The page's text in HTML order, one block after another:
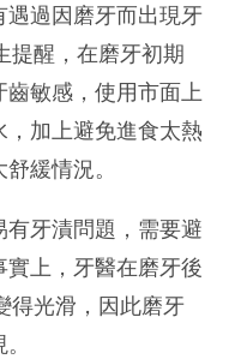
過因磨牙而出現牙
提醒，在磨牙初期
敏感，使用市面上
加上避免進食太熱
緩情況。
牙漬問題，需要避
上，牙醫在磨牙後
得光滑，因此磨牙